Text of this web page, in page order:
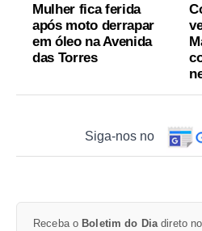
Mulher fica ferida
após moto derrapar
em óleo na Avenida
das Torres
Siga-nos no
Receba o Boletim do Dia direto